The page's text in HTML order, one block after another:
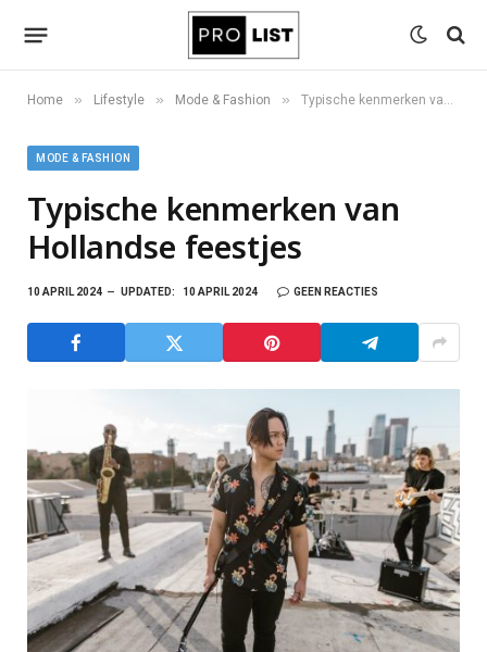
Home » Lifestyle » Mode & Fashion » Typische kenmerken van Hollandse feestjes
MODE & FASHION
Typische kenmerken van
Hollandse feestjes
10 APRIL 2024 UPDATED: 10 APRIL 2024 GEEN REACTIES